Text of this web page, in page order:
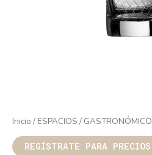
Inicio / ESPACIOS / GASTRONÓMICO
REGÍSTRATE PARA PRECIOS